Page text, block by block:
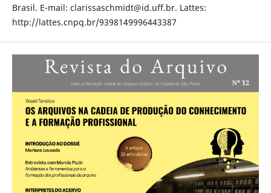
Brasil. E-mail: clarissaschmidt@id.uff.br. Lattes:
http://lattes.cnpq.br/9398149996443387